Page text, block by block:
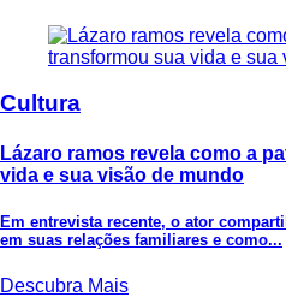
Cultura
Lázaro ramos revela como a
vida e sua visão de mundo
Em entrevista recente, o ator
em suas relações familiares e como...
Descubra Mais